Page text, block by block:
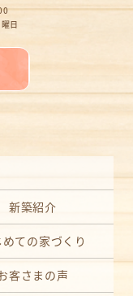
日
新築紹介
ての家づくり
客さまの声